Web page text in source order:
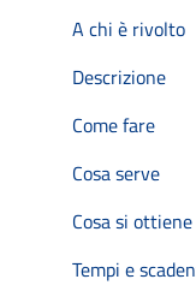
A chi è rivolto
Descrizione
Come fare
Cosa serve
Cosa si ottiene
Tempi e